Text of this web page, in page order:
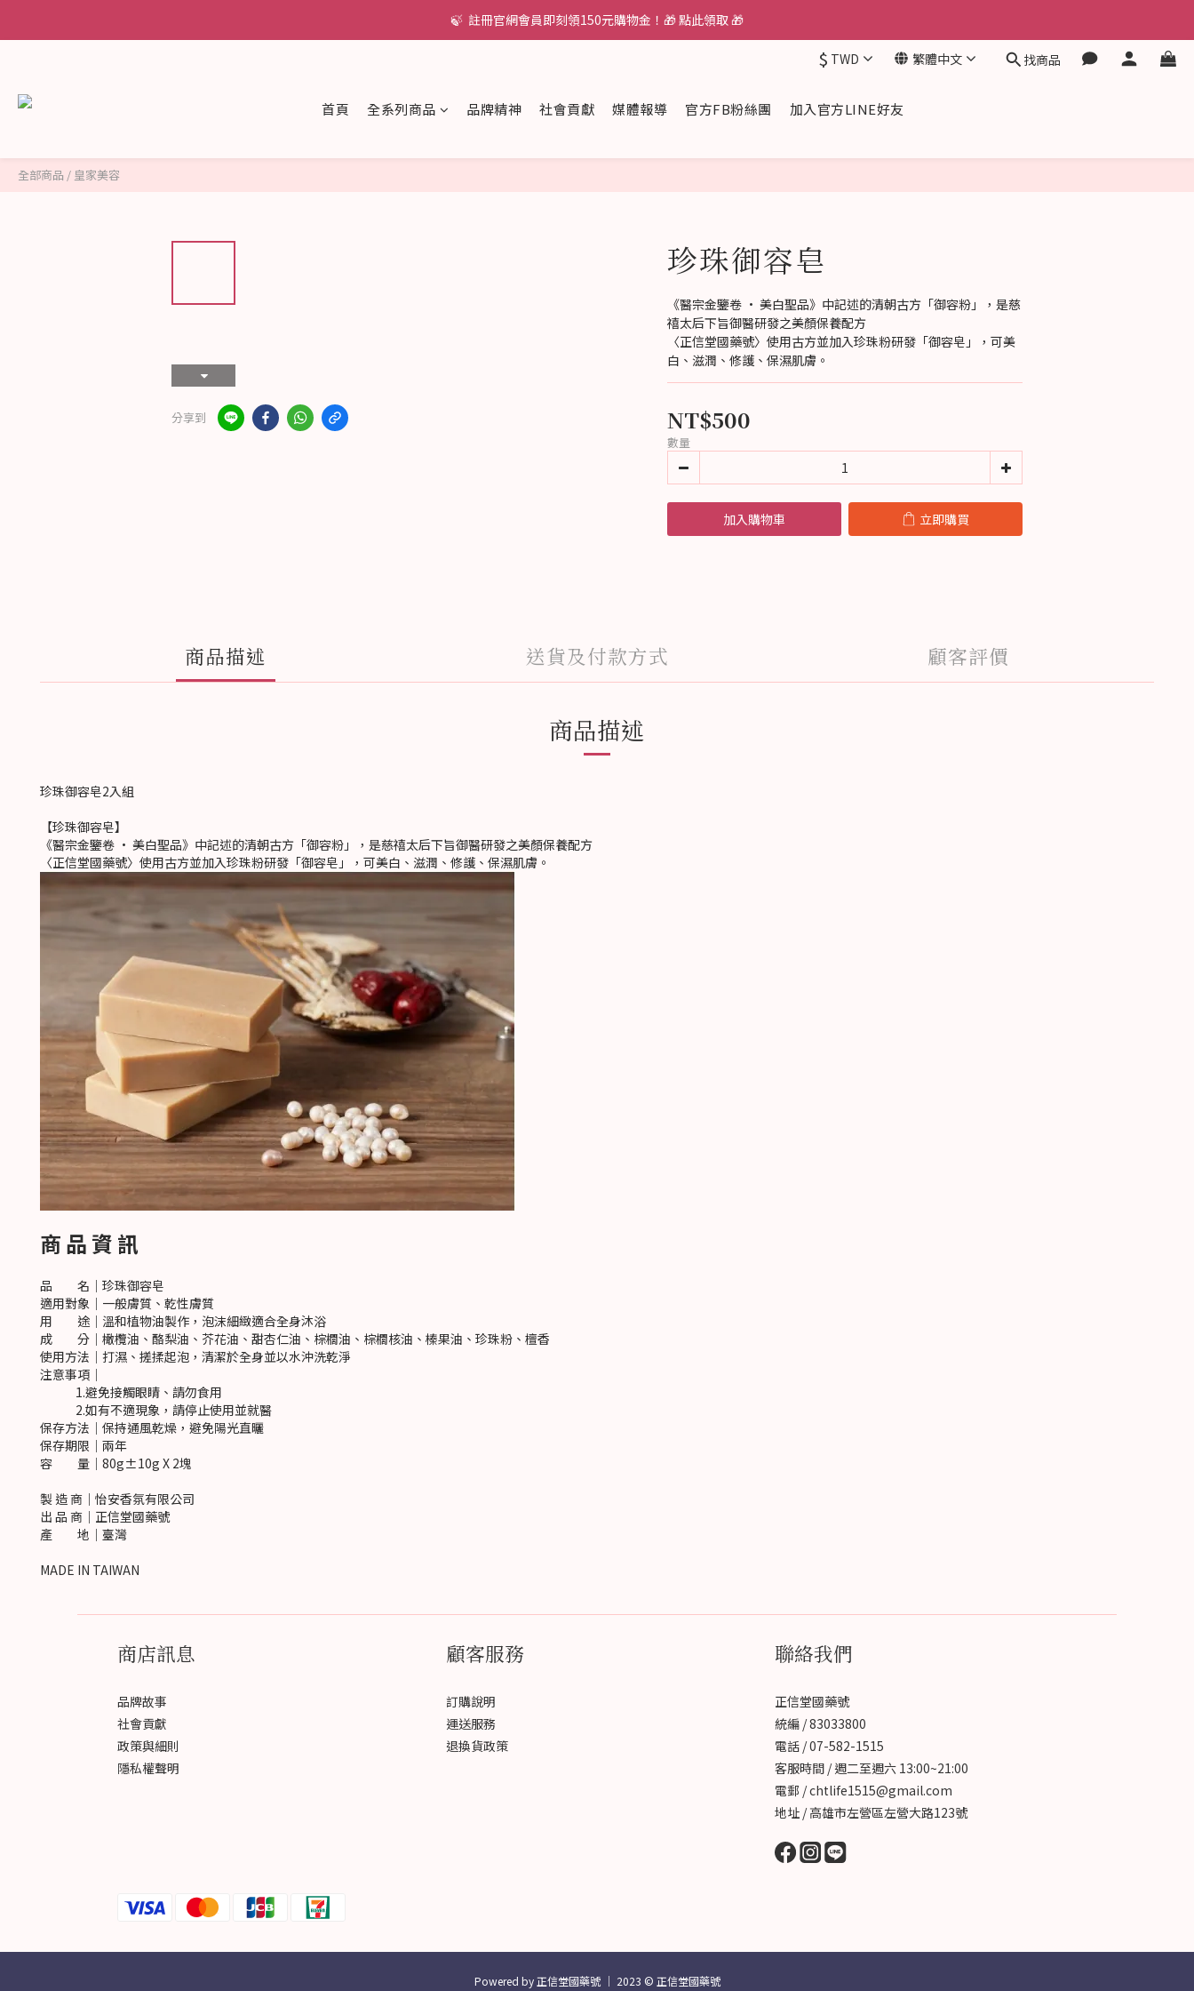
🍃  註冊官網會員即刻領150元購物金！🎁 點此領取 🎁
$ TWD 繁體中文 找商品
首頁 全系列商品 品牌精神 社會貢獻 媒體報導 官方FB粉絲團 加入官方LINE好友
全部商品 / 皇家美容
分享到
珍珠御容皂
《醫宗金鑒卷 · 美白聖品》中記述的清朝古方「御容粉」，是慈
禧太后下旨御醫研發之美顏保養配方
〈正信堂國藥號〉使用古方並加入珍珠粉研發「御容皂」，可美
白、滋潤、修護、保濕肌膚。
NT$500
數量
加入購物車 立即購買
商品描述 送貨及付款方式 顧客評價
商品描述
珍珠御容皂2入組
【珍珠御容皂】
《醫宗金鑒卷 · 美白聖品》中記述的清朝古方「御容粉」，是慈禧太后下旨御醫研發之美顏保養配方
〈正信堂國藥號〉使用古方並加入珍珠粉研發「御容皂」，可美白、滋潤、修護、保濕肌膚。
商 品 資 訊
品 名｜珍珠御容皂
適用對象｜一般膚質、乾性膚質
用 途｜溫和植物油製作，泡沫細緻適合全身沐浴
成 分｜橄欖油、酪梨油、芥花油、甜杏仁油、棕櫚油、棕櫚核油、榛果油、珍珠粉、檀香
使用方法｜打濕、搓揉起泡，清潔於全身並以水沖洗乾淨
注意事項｜
1.避免接觸眼睛、請勿食用
2.如有不適現象，請停止使用並就醫
保存方法｜保持通風乾燥，避免陽光直曬
保存期限｜兩年
容 量｜80g±10g X 2塊
製 造 商｜怡安香氛有限公司
出 品 商｜正信堂國藥號
產 地｜臺灣
MADE IN TAIWAN
商店訊息
品牌故事
社會貢獻
政策與細則
隱私權聲明
顧客服務
訂購說明
運送服務
退換貨政策
聯絡我們
正信堂國藥號
統編 / 83033800
電話 / 07-582-1515
客服時間 / 週二至週六 13:00~21:00
電郵 / chtlife1515@gmail.com
地址 / 高雄市左營區左營大路123號
Powered by 正信堂國藥號 │ 2023 © 正信堂國藥號